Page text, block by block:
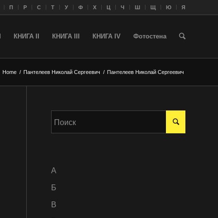
П Р С Т У Ф Х Ц Ч Ш Щ Ю Я
КНИГА II КНИГА III КНИГА IV Фотостена
Home / Пантелеев Николай Сергеевич / Пантелеев Николай Сергеевич
A
Б
В